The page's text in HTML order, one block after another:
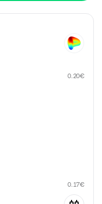
0.20€
0.17€